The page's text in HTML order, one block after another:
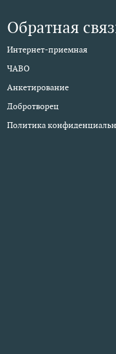
Обратная
Интернет-приемная
ЧАВО
Анкетирование
Добротворец
Политика